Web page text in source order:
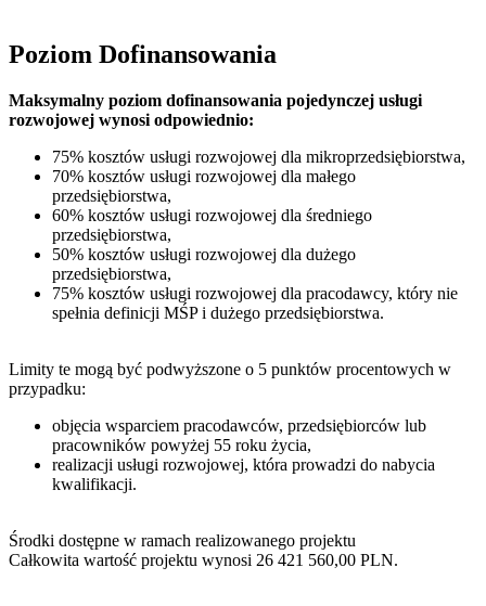
Poziom Dofinansowania
Maksymalny poziom dofinansowania pojedynczej usługi
rozwojowej wynosi odpowiednio:
75% kosztów usługi rozwojowej dla mikroprzedsiębiorstwa,
70% kosztów usługi rozwojowej dla małego
przedsiębiorstwa,
60% kosztów usługi rozwojowej dla średniego
przedsiębiorstwa,
50% kosztów usługi rozwojowej dla dużego
przedsiębiorstwa,
75% kosztów usługi rozwojowej dla pracodawcy, który nie
spełnia definicji MŚP i dużego przedsiębiorstwa.
Limity te mogą być podwyższone o 5 punktów procentowych w
przypadku:
objęcia wsparciem pracodawców, przedsiębiorców lub
pracowników powyżej 55 roku życia,
realizacji usługi rozwojowej, która prowadzi do nabycia
kwalifikacji.
Środki dostępne w ramach realizowanego projektu
Całkowita wartość projektu wynosi 26 421 560,00 PLN.